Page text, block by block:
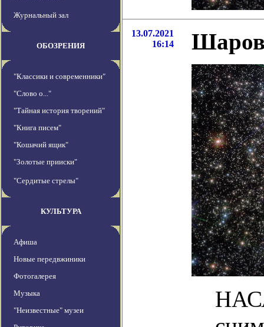
Журнальный зал
ОБОЗРЕНИЯ
"Классики и современники"
"Слово о..."
"Тайная история творений"
"Книга писем"
"Кошачий ящик"
"Золотые прииски"
"Сердитые стрелы"
КУЛЬТУРА
Афиша
Новые передвжиники
Фотогалерея
Музыка
"Неизвестные" музеи
13.07.2021
16:14